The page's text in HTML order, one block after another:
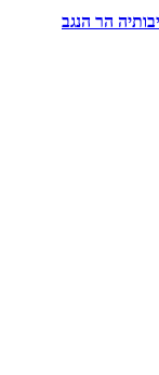
הר הנגב